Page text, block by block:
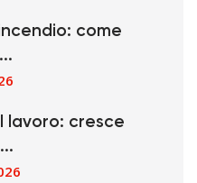
come
lavoro: cresce